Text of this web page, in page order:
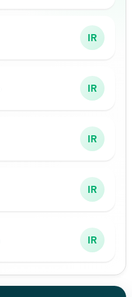
IR
IR
IR
IR
IR